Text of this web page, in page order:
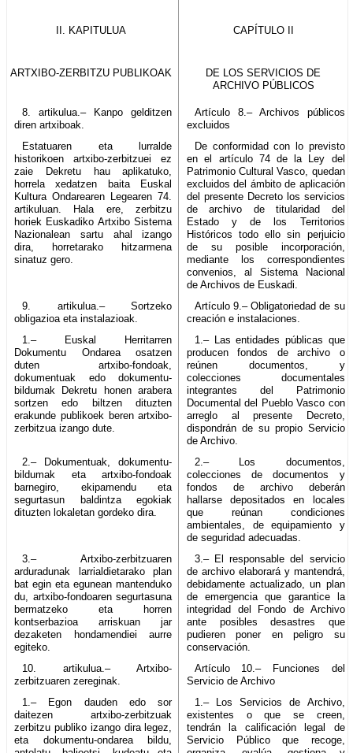
II. KAPITULUA CAPÍTULO II
ARTXIBO-ZERBITZU PUBLIKOAK
DE LOS SERVICIOS DE
ARCHIVO PÚBLICOS
8. artikulua.– Kanpo gelditzen
diren artxiboak.
Artículo 8.– Archivos públicos
excluidos
Estatuaren eta lurralde
historikoen artxibo-zerbitzuei ez
zaie Dekretu hau aplikatuko,
horrela xedatzen baita Euskal
Kultura Ondarearen Legearen 74.
artikuluan. Hala ere, zerbitzu
horiek Euskadiko Artxibo Sistema
Nazionalean sartu ahal izango
dira, horretarako hitzarmena
sinatuz gero.
De conformidad con lo previsto
en el artículo 74 de la Ley del
Patrimonio Cultural Vasco, quedan
excluidos del ámbito de aplicación
del presente Decreto los servicios
de archivo de titularidad del
Estado y de los Territorios
Históricos todo ello sin perjuicio
de su posible incorporación,
mediante los correspondientes
convenios, al Sistema Nacional
de Archivos de Euskadi.
9. artikulua.– Sortzeko
obligazioa eta instalazioak.
Artículo 9.– Obligatoriedad de su
creación e instalaciones.
1.– Euskal Herritarren
Dokumentu Ondarea osatzen
duten artxibo-fondoak,
dokumentuak edo dokumentu-
bildumak Dekretu honen arabera
sortzen edo biltzen dituzten
erakunde publikoek beren artxibo-
zerbitzua izango dute.
1.– Las entidades públicas que
producen fondos de archivo o
reúnen documentos, y
colecciones documentales
integrantes del Patrimonio
Documental del Pueblo Vasco con
arreglo al presente Decreto,
dispondrán de su propio Servicio
de Archivo.
2.– Dokumentuak, dokumentu-
bildumak eta artxibo-fondoak
barnegiro, ekipamendu eta
segurtasun baldintza egokiak
dituzten lokaletan gordeko dira.
2.– Los documentos,
colecciones de documentos y
fondos de archivo deberán
hallarse depositados en locales
que reúnan condiciones
ambientales, de equipamiento y
de seguridad adecuadas.
3.– Artxibo-zerbitzuaren
arduradunak larrialdietarako plan
bat egin eta egunean mantenduko
du, artxibo-fondoaren segurtasuna
bermatzeko eta horren
kontserbazioa arriskuan jar
dezaketen hondamendiei aurre
egiteko.
3.– El responsable del servicio
de archivo elaborará y mantendrá,
debidamente actualizado, un plan
de emergencia que garantice la
integridad del Fondo de Archivo
ante posibles desastres que
pudieren poner en peligro su
conservación.
10. artikulua.– Artxibo-
zerbitzuaren zereginak.
Artículo 10.– Funciones del
Servicio de Archivo
1.– Egon dauden edo sor
daitezen artxibo-zerbitzuak
zerbitzu publiko izango dira legez,
eta dokumentu-ondarea bildu,
1.– Los Servicios de Archivo,
existentes o que se creen,
tendrán la calificación legal de
Servicio Público que recoge,